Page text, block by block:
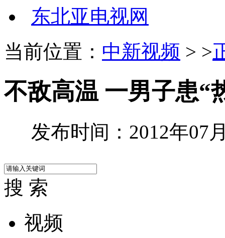
东北亚电视网
当前位置： 中新视频 > >
不敌高温 一男子患“
发布时间：2012年07
搜 索
视频